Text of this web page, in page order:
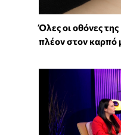
Όλες οι οθόνες
πλέον στον καρπό